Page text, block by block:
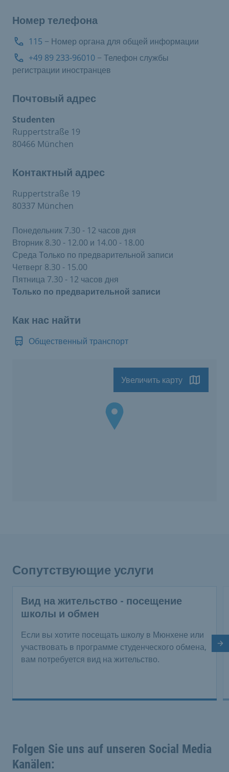
Номер телефона
115 − Номер органа для общей информации
+49 89 233-96010 − Телефон службы
регистрации иностранцев
Почтовый адрес
Studenten
Ruppertstraße 19
80466 München
Контактный адрес
Ruppertstraße 19
80337 München
Понедельник 7.30 - 12 часов дня
Вторник 8.30 - 12.00 и 14.00 - 18.00
Среда Только по предварительной записи
Четверг 8.30 - 15.00
Пятница 7.30 - 12 часов дня
Только по предварительной записи
Как нас найти
Общественный транспорт
Увеличить карту
Сопутствующие услуги
Вид на жительство - посещение
школы и обмен
Если вы хотите посещать школу в Мюнхене или
участвовать в программе студенческого обмена,
вам потребуется вид на жительство.
Folgen Sie uns auf unseren Social Media
Kanälen: